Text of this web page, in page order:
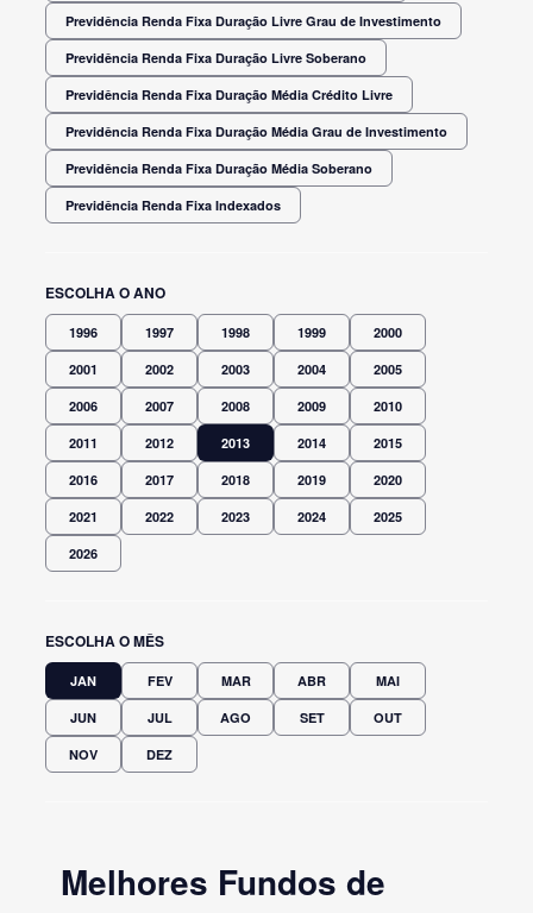
Previdência Renda Fixa Duração Livre Grau de Investimento
Previdência Renda Fixa Duração Livre Soberano
Previdência Renda Fixa Duração Média Crédito Livre
Previdência Renda Fixa Duração Média Grau de Investimento
Previdência Renda Fixa Duração Média Soberano
Previdência Renda Fixa Indexados
ESCOLHA O ANO
1996 1997 1998 1999 2000
2001 2002 2003 2004 2005
2006 2007 2008 2009 2010
2011 2012 2013 2014 2015
2016 2017 2018 2019 2020
2021 2022 2023 2024 2025
2026
ESCOLHA O MÊS
JAN FEV MAR ABR MAI
JUN JUL AGO SET OUT
NOV DEZ
Melhores Fundos de